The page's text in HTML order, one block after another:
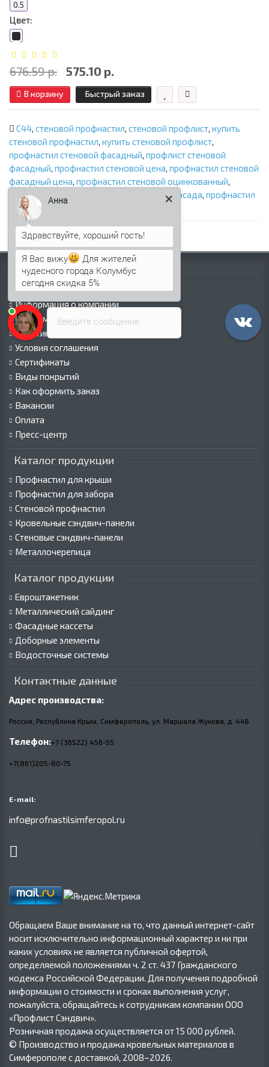
0.5
Цвет:
676.59 р. 575.10 р.
В корзину Быстрый заказ
С44, стеновой профнастил, стеновой профлист, купить
стеновой профнастил, купить стеновой профлист,
профнастил стеновой фасадный, профлист стеновой
фасадный, профнастил стеновой цена, профнастил стеновой
фасадный цена, профнастил стеновой оцинкованный,
профнастил для фасада
профлист для фасада, профнастил
С44,профлист С44
Информация
Палитра RAL
Информация о компании
Информация о доставке
Политика безопасности
Условия соглашения
Сертификаты
Виды покрытий
Как оформить заказ
Вакансии
Оплата
Пресс-центр
Каталог продукции
Профнастил для крыши
Профнастил для забора
Стеновой профнастил
Кровельные сэндвич-панели
Стеновые сэндвич-панели
Металлочерепица
Каталог продукции
Евроштакетник
Металлический сайдинг
Фасадные кассеты
Доборные элементы
Водосточные системы
Контактные данные
Адрес производства:
Россия, Республика Крым, Симферополь, ул. Маршала Жукова, д. 44Б
Телефон:+7 (36522) 456-55
+7(861)205-80-75
E-mail:
info@profnastilsimferopol.ru
Обращаем Ваше внимание на то, что данный интернет-сайт
носит исключительно информационный характер и ни при
каких условиях не является публичной офертой,
определяемой положениями ч. 2 ст. 437 Гражданского
кодекса Российской Федерации. Для получения подробной
информации о стоимости и сроках выполнения услуг,
пожалуйста, обращайтесь к сотрудникам компании ООО
«Профлист Сэндвич».
Розничная продажа осуществляется от 15 000 рублей.
© Производство и продажа кровельных материалов в
Симферополе с доставкой, 2008–2026.
Введите сообщение
Анна
Я Вас вижу
Для жителей
чудесного города Колумбус
сегодня скидка 5%